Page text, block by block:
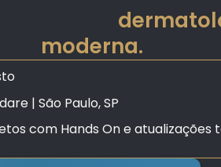
moderna.
| São Paulo, SP
com Hands On e atualizações